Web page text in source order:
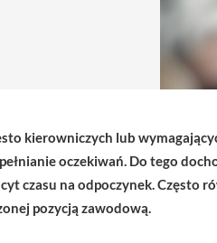
kierowniczych lub
oczekiwań. Do tego
czasu na odpoczynek. Często
pozycją zawodową.